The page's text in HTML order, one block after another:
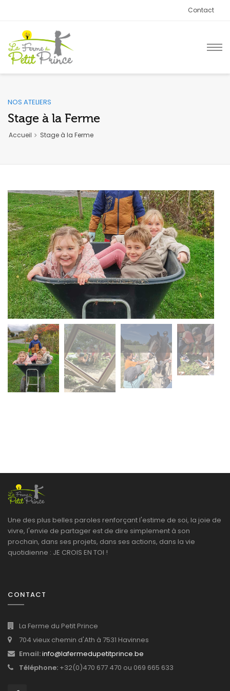
Contact
NOS ATELIERS
Stage à la Ferme
Accueil Stage à la Ferme
Une des plus belles paroles renforçant l'estime de soi, la joie de
vivre, l'envie de partager est de dire simplement à son
prochain, dans ses projets, dans ses actions, dans la vie
quotidienne : JE CROIS EN TOI !
CONTACT
La Ferme du Petit Prince
704 vieux chemin d'Ath à 7531 Havinnes
Email:info@lafermedupetitprince.be
Téléphone: +32(0)470 677 470 ou 069 665 633